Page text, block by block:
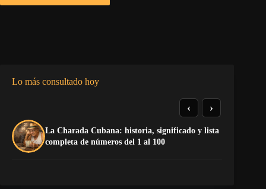
Lo más consultado hoy
La Charada Cubana: historia, significado y lista
completa de números del 1 al 100
‹ ›